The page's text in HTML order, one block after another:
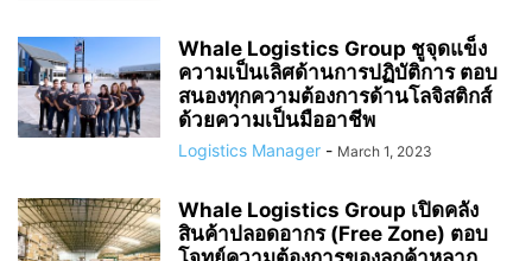
Whale Logistics Group ชูจุดแข็ง
ความเป็นเลิศด้านการปฏิบัติการ ตอบ
สนองทุกความต้องการด้านโลจิสติกส์
ด้วยความเป็นมืออาชีพ
Logistics Manager - March 1, 2023
Whale Logistics Group เปิดคลัง
สินค้าปลอดอากร (Free Zone) ตอบ